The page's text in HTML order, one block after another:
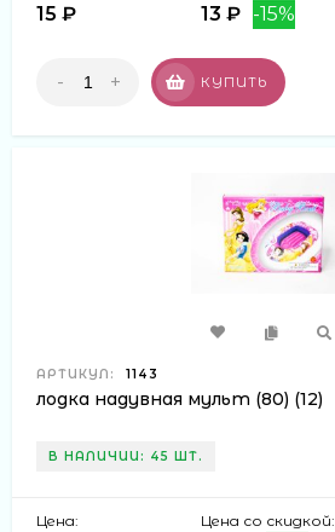
15 ₽ 13 ₽ -15%
- + КУПИТЬ
АРТИКУЛ: 1143
лодка надувная мульт (80) (12)
В НАЛИЧИИ: 45 ШТ.
Цена: Цена со скидкой: